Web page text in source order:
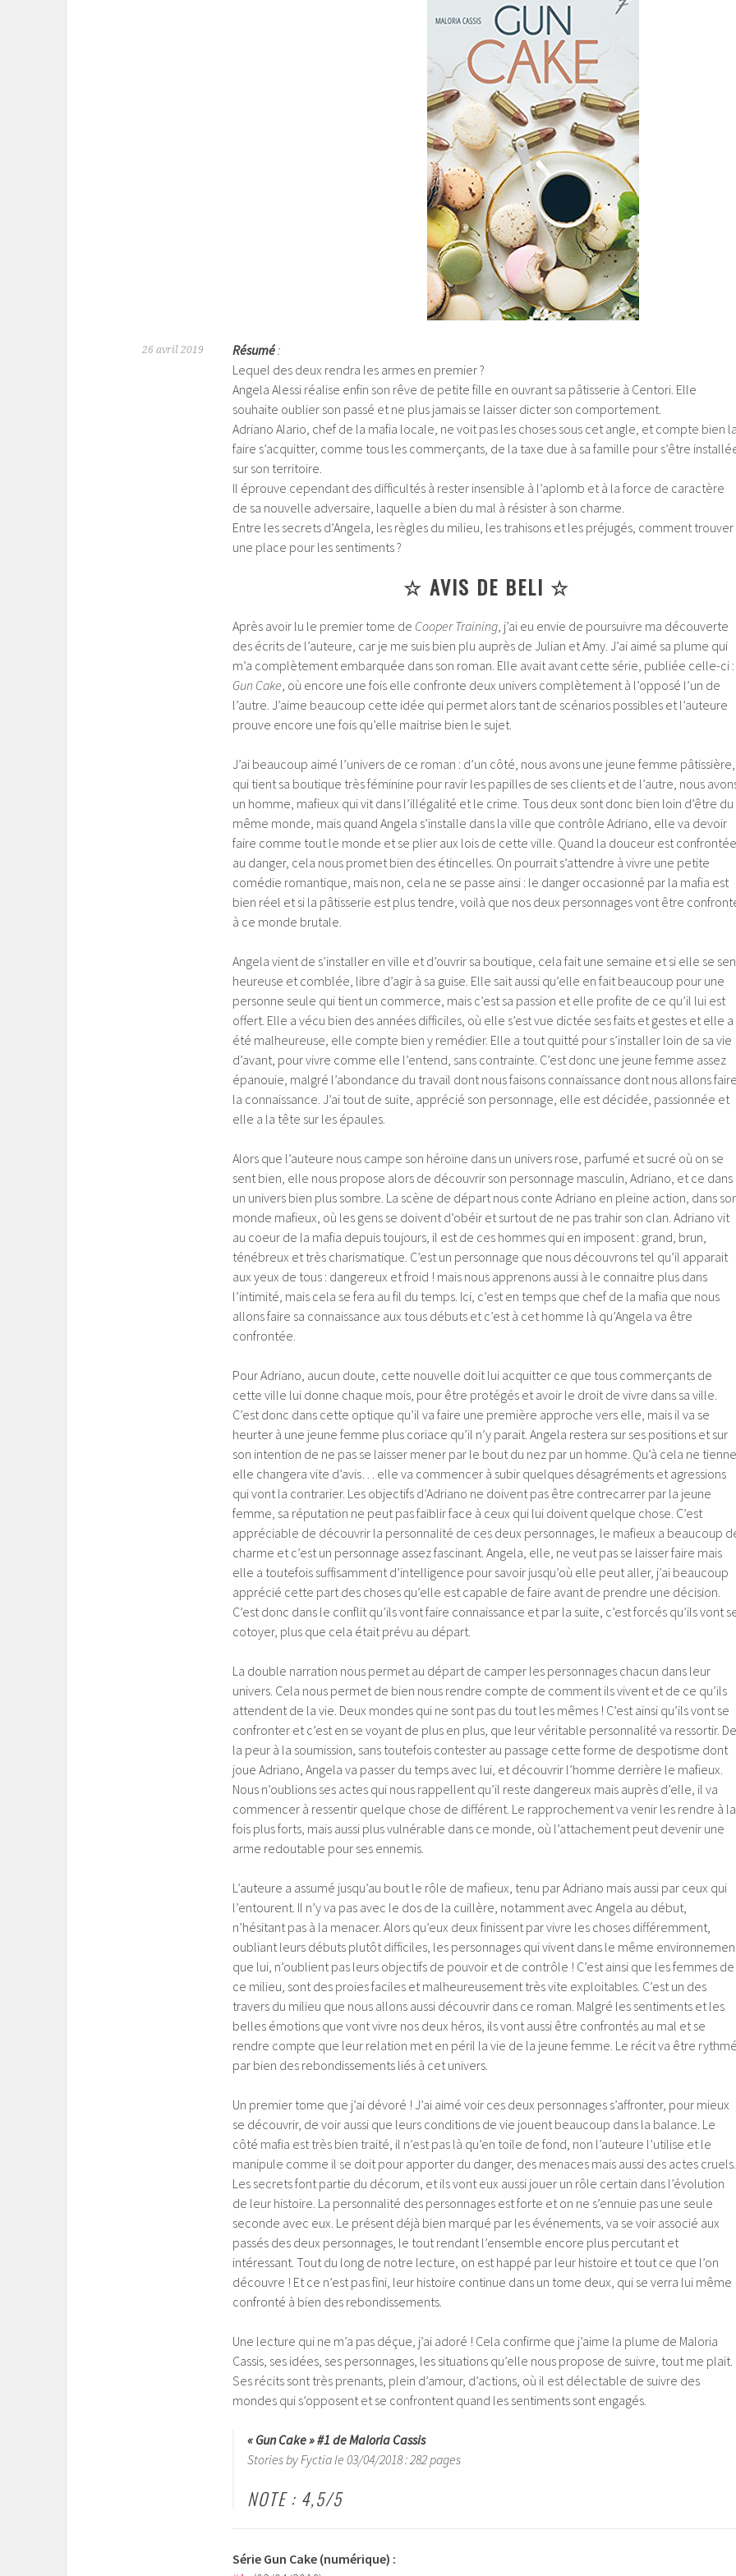
26 avril 2019 Résumé:
Lequel des deux rendra les armes en premier ?
Angela Alessi réalise enfin son rêve de petite fille en ouvrant sa pâtisserie à Centori. Elle
souhaite oublier son passé et ne plus jamais se laisser dicter son comportement.
Adriano Alario, chef de la mafia locale, ne voit pas les choses sous cet angle, et compte bien
faire s’acquitter, comme tous les commerçants, de la taxe due à sa famille pour s’être
sur son territoire.
Il éprouve cependant des difficultés à rester insensible à l’aplomb et à la force de caractère
de sa nouvelle adversaire, laquelle a bien du mal à résister à son charme.
Entre les secrets d’Angela, les règles du milieu, les trahisons et les préjugés, comment trouver
une place pour les sentiments ?
☆ AVIS DE BELI ☆
Après avoir lu le premier tome de Cooper Training, j’ai eu envie de poursuivre ma découverte
des écrits de l’auteure, car je me suis bien plu auprès de Julian et Amy. J’ai aimé sa plume qui
m’a complètement embarquée dans son roman. Elle avait avant cette série, publiée celle-ci :
Gun Cake, où encore une fois elle confronte deux univers complètement à l’opposé l’un de
l’autre. J’aime beaucoup cette idée qui permet alors tant de scénarios possibles et l’auteure
prouve encore une fois qu’elle maitrise bien le sujet.
J’ai beaucoup aimé l’univers de ce roman : d’un côté, nous avons une jeune femme pâtissière,
qui tient sa boutique très féminine pour ravir les papilles de ses clients et de l’autre, nous
un homme, mafieux qui vit dans l’illégalité et le crime. Tous deux sont donc bien loin d’être du
même monde, mais quand Angela s’installe dans la ville que contrôle Adriano, elle va devoir
faire comme tout le monde et se plier aux lois de cette ville. Quand la douceur est confrontée
au danger, cela nous promet bien des étincelles. On pourrait s’attendre à vivre une petite
comédie romantique, mais non, cela ne se passe ainsi : le danger occasionné par la mafia est
bien réel et si la pâtisserie est plus tendre, voilà que nos deux personnages vont être
à ce monde brutale.
Angela vient de s’installer en ville et d’ouvrir sa boutique, cela fait une semaine et si elle se
heureuse et comblée, libre d’agir à sa guise. Elle sait aussi qu’elle en fait beaucoup pour une
personne seule qui tient un commerce, mais c’est sa passion et elle profite de ce qu’il lui est
offert. Elle a vécu bien des années difficiles, où elle s’est vue dictée ses faits et gestes et elle a
été malheureuse, elle compte bien y remédier. Elle a tout quitté pour s’installer loin de sa vie
d’avant, pour vivre comme elle l’entend, sans contrainte. C’est donc une jeune femme assez
épanouie, malgré l’abondance du travail dont nous faisons connaissance dont nous allons
la connaissance. J’ai tout de suite, apprécié son personnage, elle est décidée, passionnée et
elle a la tête sur les épaules.
Alors que l’auteure nous campe son héroïne dans un univers rose, parfumé et sucré où on se
sent bien, elle nous propose alors de découvrir son personnage masculin, Adriano, et ce dans
un univers bien plus sombre. La scène de départ nous conte Adriano en pleine action, dans
monde mafieux, où les gens se doivent d’obéir et surtout de ne pas trahir son clan. Adriano vit
au coeur de la mafia depuis toujours, il est de ces hommes qui en imposent : grand, brun,
ténébreux et très charismatique. C’est un personnage que nous découvrons tel qu’il apparait
aux yeux de tous : dangereux et froid ! mais nous apprenons aussi à le connaitre plus dans
l’intimité, mais cela se fera au fil du temps. Ici, c’est en temps que chef de la mafia que nous
allons faire sa connaissance aux tous débuts et c’est à cet homme là qu’Angela va être
confrontée.
Pour Adriano, aucun doute, cette nouvelle doit lui acquitter ce que tous commerçants de
cette ville lui donne chaque mois, pour être protégés et avoir le droit de vivre dans sa ville.
C’est donc dans cette optique qu’il va faire une première approche vers elle, mais il va se
heurter à une jeune femme plus coriace qu’il n’y parait. Angela restera sur ses positions et sur
son intention de ne pas se laisser mener par le bout du nez par un homme. Qu’à cela ne
elle changera vite d’avis… elle va commencer à subir quelques désagréments et agressions
qui vont la contrarier. Les objectifs d’Adriano ne doivent pas être contrecarrer par la jeune
femme, sa réputation ne peut pas faiblir face à ceux qui lui doivent quelque chose. C’est
appréciable de découvrir la personnalité de ces deux personnages, le mafieux a beaucoup
charme et c’est un personnage assez fascinant. Angela, elle, ne veut pas se laisser faire mais
elle a toutefois suffisamment d’intelligence pour savoir jusqu’où elle peut aller, j’ai beaucoup
apprécié cette part des choses qu’elle est capable de faire avant de prendre une décision.
C’est donc dans le conflit qu’ils vont faire connaissance et par la suite, c’est forcés qu’ils vont
cotoyer, plus que cela était prévu au départ.
La double narration nous permet au départ de camper les personnages chacun dans leur
univers. Cela nous permet de bien nous rendre compte de comment ils vivent et de ce qu’ils
attendent de la vie. Deux mondes qui ne sont pas du tout les mêmes ! C’est ainsi qu’ils vont se
confronter et c’est en se voyant de plus en plus, que leur véritable personnalité va ressortir. De
la peur à la soumission, sans toutefois contester au passage cette forme de despotisme dont
joue Adriano, Angela va passer du temps avec lui, et découvrir l’homme derrière le mafieux.
Nous n’oublions ses actes qui nous rappellent qu’il reste dangereux mais auprès d’elle, il va
commencer à ressentir quelque chose de différent. Le rapprochement va venir les rendre à la
fois plus forts, mais aussi plus vulnérable dans ce monde, où l’attachement peut devenir une
arme redoutable pour ses ennemis.
L’auteure a assumé jusqu’au bout le rôle de mafieux, tenu par Adriano mais aussi par ceux qui
l’entourent. Il n’y va pas avec le dos de la cuillère, notamment avec Angela au début,
n’hésitant pas à la menacer. Alors qu’eux deux finissent par vivre les choses différemment,
oubliant leurs débuts plutôt difficiles, les personnages qui vivent dans le même
que lui, n’oublient pas leurs objectifs de pouvoir et de contrôle ! C’est ainsi que les femmes de
ce milieu, sont des proies faciles et malheureusement très vite exploitables. C’est un des
travers du milieu que nous allons aussi découvrir dans ce roman. Malgré les sentiments et les
belles émotions que vont vivre nos deux héros, ils vont aussi être confrontés au mal et se
rendre compte que leur relation met en péril la vie de la jeune femme. Le récit va être
par bien des rebondissements liés à cet univers.
Un premier tome que j’ai dévoré ! J’ai aimé voir ces deux personnages s’affronter, pour mieux
se découvrir, de voir aussi que leurs conditions de vie jouent beaucoup dans la balance. Le
côté mafia est très bien traité, il n’est pas là qu’en toile de fond, non l’auteure l’utilise et le
manipule comme il se doit pour apporter du danger, des menaces mais aussi des actes cruels.
Les secrets font partie du décorum, et ils vont eux aussi jouer un rôle certain dans l’évolution
de leur histoire. La personnalité des personnages est forte et on ne s’ennuie pas une seule
seconde avec eux. Le présent déjà bien marqué par les événements, va se voir associé aux
passés des deux personnages, le tout rendant l’ensemble encore plus percutant et
intéressant. Tout du long de notre lecture, on est happé par leur histoire et tout ce que l’on
découvre ! Et ce n’est pas fini, leur histoire continue dans un tome deux, qui se verra lui même
confronté à bien des rebondissements.
Une lecture qui ne m’a pas déçue, j’ai adoré ! Cela confirme que j’aime la plume de Maloria
Cassis, ses idées, ses personnages, les situations qu’elle nous propose de suivre, tout me plait.
Ses récits sont très prenants, plein d’amour, d’actions, où il est délectable de suivre des
mondes qui s’opposent et se confrontent quand les sentiments sont engagés.
« Gun Cake » #1 de Maloria Cassis
Stories by Fyctia le 03/04/2018 : 282 pages
NOTE : 4,5/5
Série Gun Cake (numérique) :